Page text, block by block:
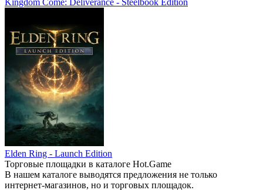
Kingdom Come: Deliverance - Steelbook Edition
Elden Ring - Launch Edition
Торговые площадки в каталоге Hot.Game
В нашем каталоге выводятся предложения не только
интернет-магазинов, но и торговых площадок.